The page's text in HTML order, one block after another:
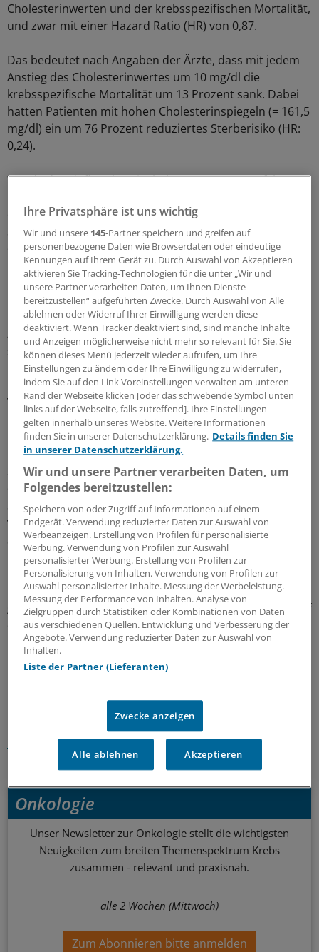
Cholesterinwerten und der krebsspezifischen Mortalität,
und zwar mit einer Hazard Ratio (HR) von 0,87.
Das bedeutet nach Angaben der Ärzte, dass mit jedem
Anstieg des Cholesterinwertes um 10 mg/dl die
krebsspezifische Mortalität um 13 Prozent sank. Dabei
hatten Patienten mit hohen Cholesterinspiegeln (= 161,5
mg/dl) ein um 76 Prozent reduziertes Sterberisiko (HR:
0,24).
Wurde der Einfluss bereits bekannter Prognosefaktoren
einem um 6 Prozent verringerten krebsspezifischen
Sterberisiko assoziiert. Subgruppenanalysen ergaben,
dass das Cholesterin bei klarzelligem, papillärem und
lokalisiertem Nierenzellkarzinom von prognostischer
Bedeutung ist.
Eine Erklärung für den Zusammenhang könnte nach
Ansicht von de Martino und ihren Kollegen die Tatsache
sein, dass es durch die vermehrte Speicherung von
Cholesterin in Tumorzellen bei fortgeschrittener
Erkrankung zu den niedrigen Serumspiegeln kommt.
Vermehrt gebraucht wird das Cholesterin etwa für die
Membranbildung.
Unklar sei allerdings, so die Autoren, ob das
Serumcholesterin tatsächlich als Surrogatparameter für
das in Tumoren enthaltene Cholesterin gelten kann.
Schließlich sei zwar bekannt, dass Statine das Wachstum
von Nierenkrebszellen hemmen und dass bei Frauen mit
Statintherapie ein reduziertes Risiko für ein
Nierenzellkarzinom beobachtet wird.
Die aktuelle Studie sei jedoch nicht darauf ausgerichtet
gewesen zu klären, ob die Statintherapie einen Effekt auf
das Überleben hat.(ple)
Urologische Krankheiten
Nephrologie Onkologie Urologie
Ihr Newsletter zum Thema
Onkologie
Unser Newsletter zur Onkologie stellt die wichtigsten
Neuigkeiten zum breiten Themenspektrum Krebs
zusammen - relevant und praxisnah.
alle 2 Wochen (Mittwoch)
Zum Abonnieren bitte anmelden
Ihre Privatsphäre ist uns wichtig
Wir und unsere 145-Partner speichern und greifen auf
personenbezogene Daten wie Browserdaten oder eindeutige
Kennungen auf Ihrem Gerät zu. Durch Auswahl von Akzeptieren
aktivieren Sie Tracking-Technologien für die unter „Wir und
unsere Partner verarbeiten Daten, um Ihnen Dienste
bereitzustellen“ aufgeführten Zwecke. Durch Auswahl von Alle
ablehnen oder Widerruf Ihrer Einwilligung werden diese
deaktiviert. Wenn Tracker deaktiviert sind, sind manche Inhalte
und Anzeigen möglicherweise nicht mehr so relevant für Sie. Sie
können dieses Menü jederzeit wieder aufrufen, um Ihre
Einstellungen zu ändern oder Ihre Einwilligung zu widerrufen,
indem Sie auf den Link Voreinstellungen verwalten am unteren
Rand der Webseite klicken [oder das schwebende Symbol unten
links auf der Webseite, falls zutreffend]. Ihre Einstellungen
gelten innerhalb unseres Website. Weitere Informationen
finden Sie in unserer Datenschutzerklärung. Details finden Sie
in unserer Datenschutzerklärung.
Wir und unsere Partner verarbeiten Daten, um
Folgendes bereitzustellen:
Speichern von oder Zugriff auf Informationen auf einem
Endgerät. Verwendung reduzierter Daten zur Auswahl von
Werbeanzeigen. Erstellung von Profilen für personalisierte
Werbung. Verwendung von Profilen zur Auswahl
personalisierter Werbung. Erstellung von Profilen zur
Personalisierung von Inhalten. Verwendung von Profilen zur
Auswahl personalisierter Inhalte. Messung der Werbeleistung.
Messung der Performance von Inhalten. Analyse von
Zielgruppen durch Statistiken oder Kombinationen von Daten
aus verschiedenen Quellen. Entwicklung und Verbesserung der
Angebote. Verwendung reduzierter Daten zur Auswahl von
Inhalten.
Liste der Partner (Lieferanten)
Zwecke anzeigen
Alle ablehnen Akzeptieren